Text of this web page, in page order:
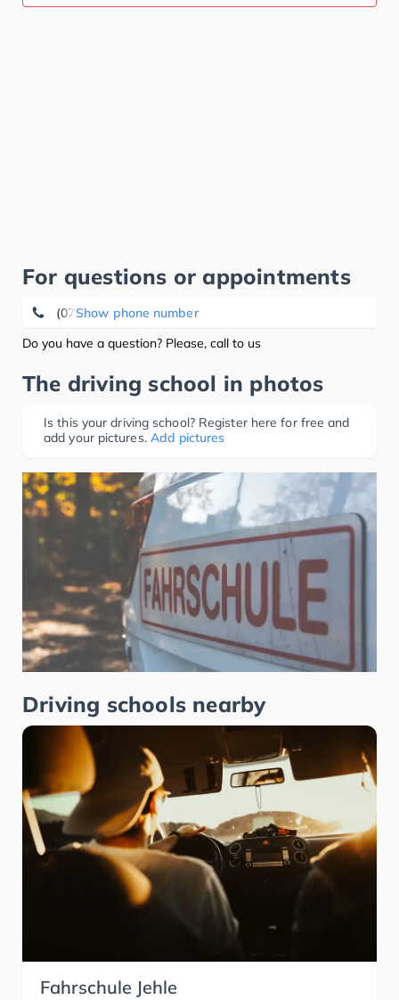
For questions or appointments
Show phone number
(07623) 74 23 00
Do you have a question? Please, call to us
The driving school in photos
Is this your driving school? Register here for free and
add your pictures. Add pictures
Driving schools nearby
Fahrschule Jehle